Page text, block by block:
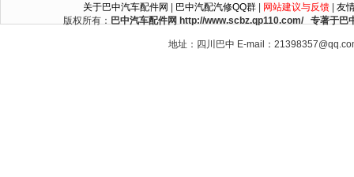
关于巴中汽车配件网
巴中汽配汽修QQ群| 网站建议与反馈| 友
版权所有： 巴中汽车配件网 http://www.scbz.qp110.com/ 专著于巴
地址：四川巴中 E-mail：